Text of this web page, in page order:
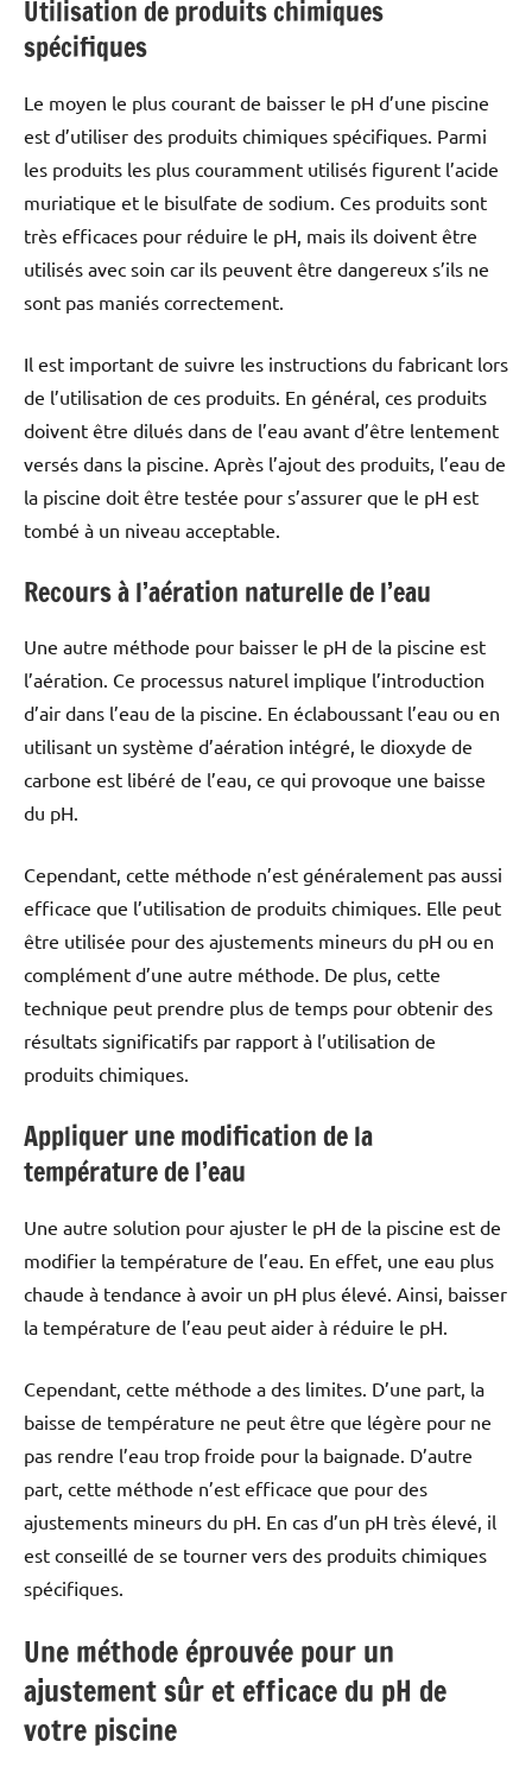
Utilisation de produits chimiques
spécifiques
Le moyen le plus courant de baisser le pH d’une piscine
est d’utiliser des produits chimiques spécifiques. Parmi
les produits les plus couramment utilisés figurent l’acide
muriatique et le bisulfate de sodium. Ces produits sont
très efficaces pour réduire le pH, mais ils doivent être
utilisés avec soin car ils peuvent être dangereux s’ils ne
sont pas maniés correctement.
Il est important de suivre les instructions du fabricant lors
de l’utilisation de ces produits. En général, ces produits
doivent être dilués dans de l’eau avant d’être lentement
versés dans la piscine. Après l’ajout des produits, l’eau de
la piscine doit être testée pour s’assurer que le pH est
tombé à un niveau acceptable.
Recours à l’aération naturelle de l’eau
Une autre méthode pour baisser le pH de la piscine est
l’aération. Ce processus naturel implique l’introduction
d’air dans l’eau de la piscine. En éclaboussant l’eau ou en
utilisant un système d’aération intégré, le dioxyde de
carbone est libéré de l’eau, ce qui provoque une baisse
du pH.
Cependant, cette méthode n’est généralement pas aussi
efficace que l’utilisation de produits chimiques. Elle peut
être utilisée pour des ajustements mineurs du pH ou en
complément d’une autre méthode. De plus, cette
technique peut prendre plus de temps pour obtenir des
résultats significatifs par rapport à l’utilisation de
produits chimiques.
Appliquer une modification de la
température de l’eau
Une autre solution pour ajuster le pH de la piscine est de
modifier la température de l’eau. En effet, une eau plus
chaude à tendance à avoir un pH plus élevé. Ainsi, baisser
la température de l’eau peut aider à réduire le pH.
Cependant, cette méthode a des limites. D’une part, la
baisse de température ne peut être que légère pour ne
pas rendre l’eau trop froide pour la baignade. D’autre
part, cette méthode n’est efficace que pour des
ajustements mineurs du pH. En cas d’un pH très élevé, il
est conseillé de se tourner vers des produits chimiques
spécifiques.
Une méthode éprouvée pour un
ajustement sûr et efficace du pH de
votre piscine